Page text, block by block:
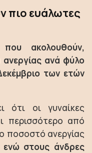
πιο ευάλωτες
ακολουθούν,
ανά φύλο
των ετών
ότι οι γυναίκες
περισσότερο από
ποσοστό ανεργίας
ενώ στους άνδρες